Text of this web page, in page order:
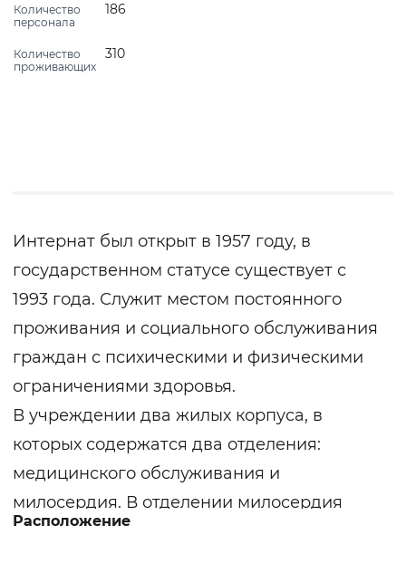
Количество
персонала
186
Количество
проживающих
310
Интернат был открыт в 1957 году, в
государственном статусе существует с
1993 года. Служит местом постоянного
проживания и социального обслуживания
граждан с психическими и физическими
ограничениями здоровья.
В учреждении два жилых корпуса, в
которых содержатся два отделения:
медицинского обслуживания и
милосердия. В отделении милосердия
обслуживают малоподвижных граждан.
Расположение